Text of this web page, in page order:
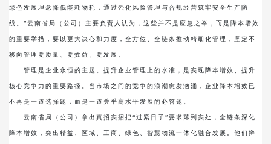
绿色发展理念降低能耗物耗，通过强化风险管理与合规经营筑牢安全生产防
线。”云南省局（公司）主要负责人认为，这些并不是应急之举，而是降本增效
的重要举措，要以更大决心和力度，全方位、全链条推动精细化管理，坚定不
移向管理要质量、要效益、要发展。
管理是企业永恒的主题。提升企业管理上的水准，是实现降本增效、提升
核心竞争力的重要路径。当市场之间的竞争的浪潮愈发汹涌，企业降本增效已
不再是一道选择题，而是一道关乎高水平发展的必答题。
云南省局（公司）拿出真招实招把“过紧日子”要求落到实处，全链条深化
降本增效，突出精益、区域、工商、绿色、智慧物流一体化融合发展。他们辩